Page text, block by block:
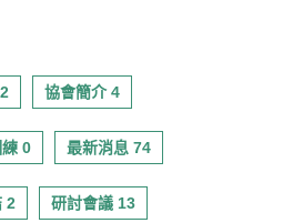
協會簡介 4
0 最新消息 74
2 研討會議 13